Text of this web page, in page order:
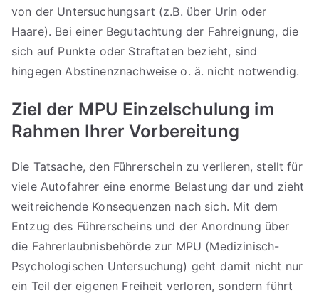
von der Untersuchungsart (z.B. über Urin oder
Haare). Bei einer Begutachtung der Fahreignung, die
sich auf Punkte oder Straftaten bezieht, sind
hingegen Abstinenznachweise o. ä. nicht notwendig.
Ziel der MPU Einzelschulung im
Rahmen Ihrer Vorbereitung
Die Tatsache, den Führerschein zu verlieren, stellt für
viele Autofahrer eine enorme Belastung dar und zieht
weitreichende Konsequenzen nach sich. Mit dem
Entzug des Führerscheins und der Anordnung über
die Fahrerlaubnisbehörde zur MPU (Medizinisch-
Psychologischen Untersuchung) geht damit nicht nur
ein Teil der eigenen Freiheit verloren, sondern führt